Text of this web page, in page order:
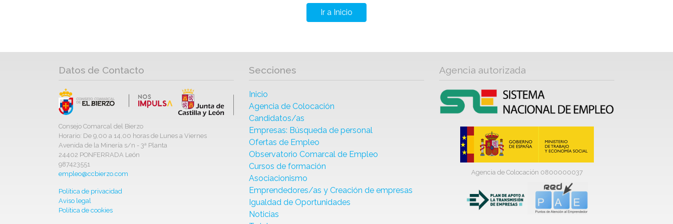
Ir a Inicio
Datos de Contacto
Consejo Comarcal del Bierzo
Horario: De 9,00 a 14,00 horas de Lunes a Viernes
Avenida de la Minería s/n - 3ª Planta
24402 PONFERRADA León
987423551
empleo@ccbierzo.com
Política de privacidad
Aviso legal
Política de cookies
Secciones
Inicio
Agencia de Colocación
Candidatos/as
Empresas: Búsqueda de personal
Ofertas de Empleo
Observatorio Comarcal de Empleo
Cursos de formación
Asociacionismo
Emprendedores/as y Creación de empresas
Igualdad de Oportunidades
Noticias
Agencia autorizada
Agencia de Colocación 0800000037